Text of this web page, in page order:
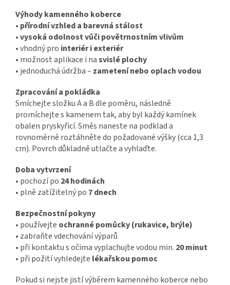
Výhody kamenného koberce
• přírodní vzhled a barevná stálost
•vysoká odolnost vůči povětrnostním vlivům
• vhodný pro interiér i exteriér
• možnost aplikace i nasvislé plochy
• jednoduchá údržba – zametení nebo oplach vodou
Zpracování a pokládka
Smíchejte složku A a B dle poměru, následně
promíchejte s kamenem tak, aby byl každý kamínek
obalen pryskyřicí. Směs naneste na podklad a
rovnoměrně roztáhněte do požadované výšky (cca 1,3
cm). Povrch důkladně utlačte a vyhlaďte.
Doba vytvrzení
• pochozí po 24 hodinách
• plně zatížitelný po 7 dnech
Bezpečnostní pokyny
• používejte ochranné pomůcky (rukavice, brýle)
• zabraňte vdechování výparů
• při kontaktu s očima vyplachujte vodou min. 20 minut
• při požití vyhledejte lékařskou pomoc
Pokud si nejste jistí výběrem kamenného koberce nebo